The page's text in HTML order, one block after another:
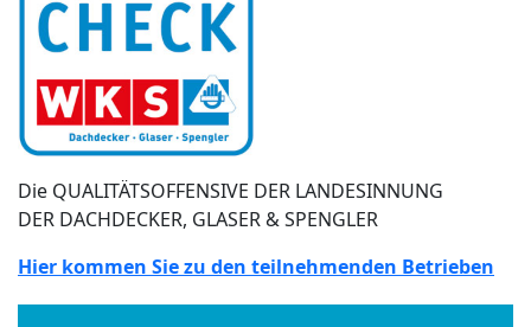
Die QUALITÄTSOFFENSIVE DER LANDESINNUNG
DER DACHDECKER, GLASER & SPENGLER
Hier kommen Sie zu den teilnehmenden Betrieben